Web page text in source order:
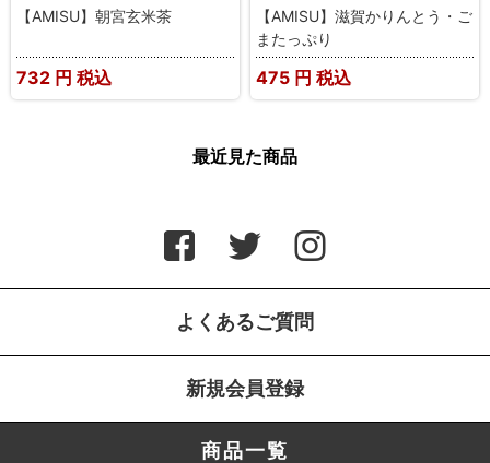
【AMISU】朝宮玄米茶
732 円 税込
【AMISU】滋賀かりんとう・ご
またっぷり
475 円 税込
最近見た商品
よくあるご質問
新規会員登録
商品一覧